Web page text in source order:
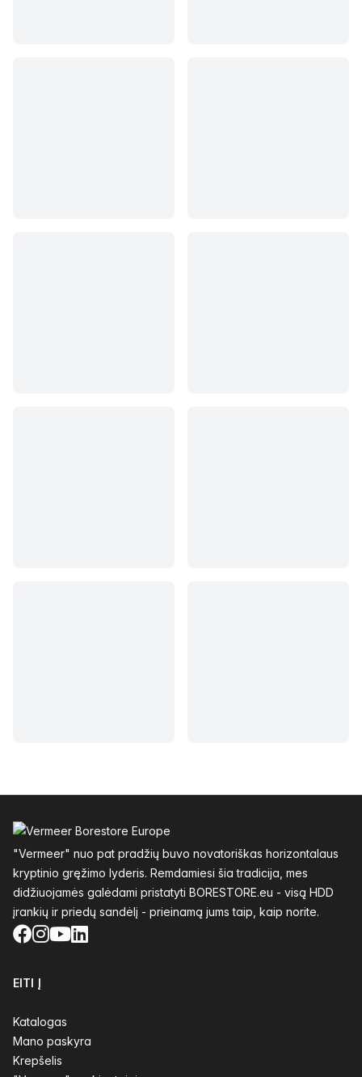
"Vermeer" nuo pat pradžių buvo novatoriškas horizontalaus
kryptinio gręžimo lyderis. Remdamiesi šia tradicija, mes
didžiuojamės galėdami pristatyti BORESTORE.eu - visą HDD
įrankių ir priedų sandėlį - prieinamą jums taip, kaip norite.
Facebook
Instagram
YouTube
LinkedIn
EITI Į
Katalogas
Mano paskyra
Krepšelis